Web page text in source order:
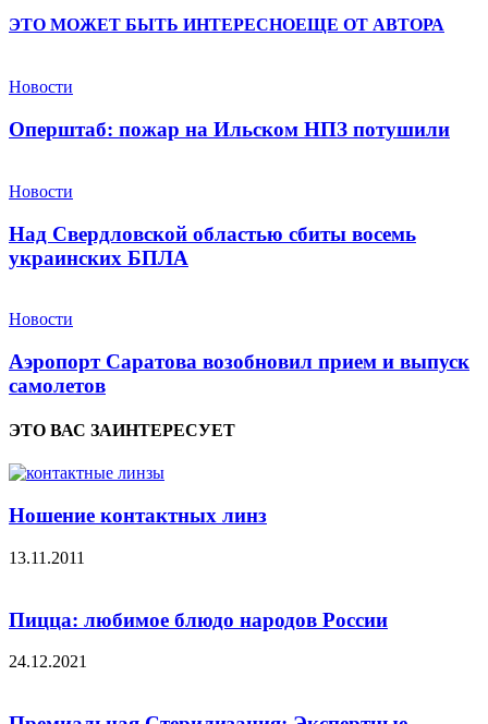
ЭТО МОЖЕТ БЫТЬ ИНТЕРЕСНОЕЩЕ ОТ АВТОРА
Новости
Оперштаб: пожар на Ильском НПЗ потушили
Новости
Над Свердловской областью сбиты восемь
украинских БПЛА
Новости
Аэропорт Саратова возобновил прием и выпуск
самолетов
ЭТО ВАС ЗАИНТЕРЕСУЕТ
Ношение контактных линз
13.11.2011
Пицца: любимое блюдо народов России
24.12.2021